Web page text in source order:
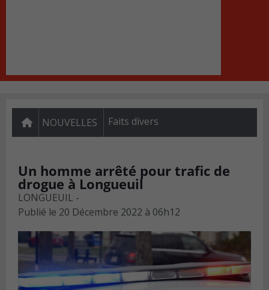
NOUVELLES Faits divers
Un homme arrêté pour trafic de
drogue à Longueuil
LONGUEUIL -
Publié le 20 Décembre 2022 à 06h12